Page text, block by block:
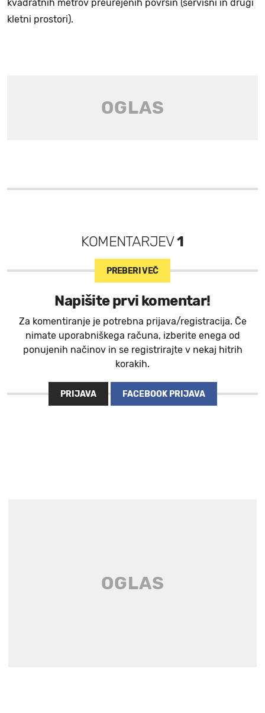
kvadratnih metrov preurejenih površin (servisni in drugi
kletni prostori).
KOMENTARJEV1
PREBERI VEČ
Napišite prvi komentar!
Za komentiranje je potrebna prijava/registracija. Če
nimate uporabniškega računa, izberite enega od
ponujenih načinov in se registrirajte v nekaj hitrih
korakih.
PRIJAVA FACEBOOK PRIJAVA